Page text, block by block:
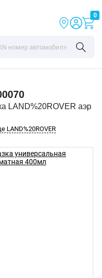
0
LAND%20ROVER аэр
LAND%20ROVER